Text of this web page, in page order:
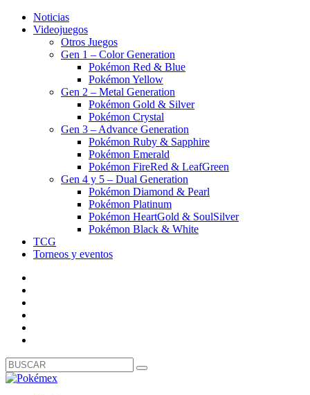
Noticias
Videojuegos
Otros Juegos
Gen 1 – Color Generation
Pokémon Red & Blue
Pokémon Yellow
Gen 2 – Metal Generation
Pokémon Gold & Silver
Pokémon Crystal
Gen 3 – Advance Generation
Pokémon Ruby & Sapphire
Pokémon Emerald
Pokémon FireRed & LeafGreen
Gen 4 y 5 – Dual Generation
Pokémon Diamond & Pearl
Pokémon Platinum
Pokémon HeartGold & SoulSilver
Pokémon Black & White
TCG
Torneos y eventos